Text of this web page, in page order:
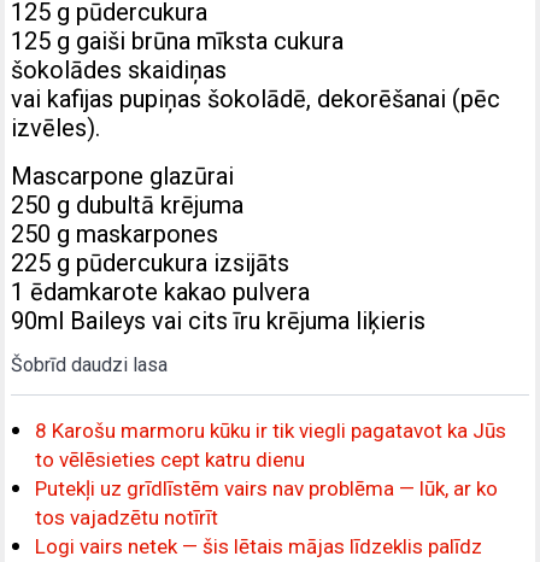
125 g pūdercukura
125 g gaiši brūna mīksta cukura
šokolādes skaidiņas
vai kafijas pupiņas šokolādē, dekorēšanai (pēc
izvēles).
Mascarpone glazūrai
250 g dubultā krējuma
250 g maskarpones
225 g pūdercukura izsijāts
1 ēdamkarote kakao pulvera
90ml Baileys vai cits īru krējuma liķieris
Šobrīd daudzi lasa
8 Karošu marmoru kūku ir tik viegli pagatavot ka Jūs
to vēlēsieties cept katru dienu
Putekļi uz grīdlīstēm vairs nav problēma — lūk, ar ko
tos vajadzētu notīrīt
Logi vairs netek — šis lētais mājas līdzeklis palīdz